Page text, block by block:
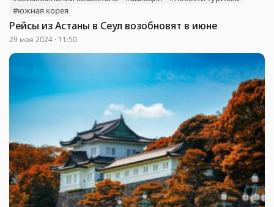
#южная корея
Рейсы из Астаны в Сеул возобновят в июне
29 мая 2024 · 11:50